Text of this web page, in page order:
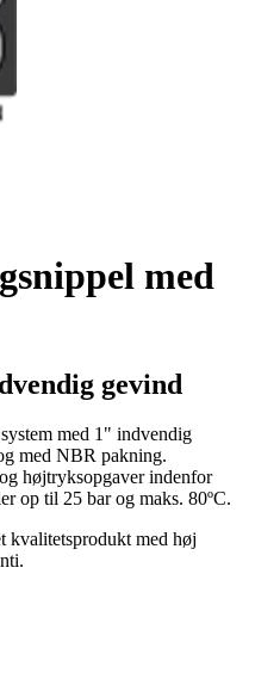
med
gevind
med 1" indvendig
med NBR pakning.
højtryksopgaver indenfor
op til 25 bar og maks. 80ºC.
kvalitetsprodukt med høj